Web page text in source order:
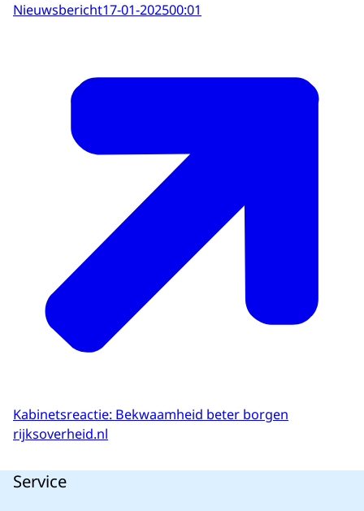
Nieuwsbericht17-01-202500:01
Kabinetsreactie: Bekwaamheid beter borgen
rijksoverheid.nl
Service